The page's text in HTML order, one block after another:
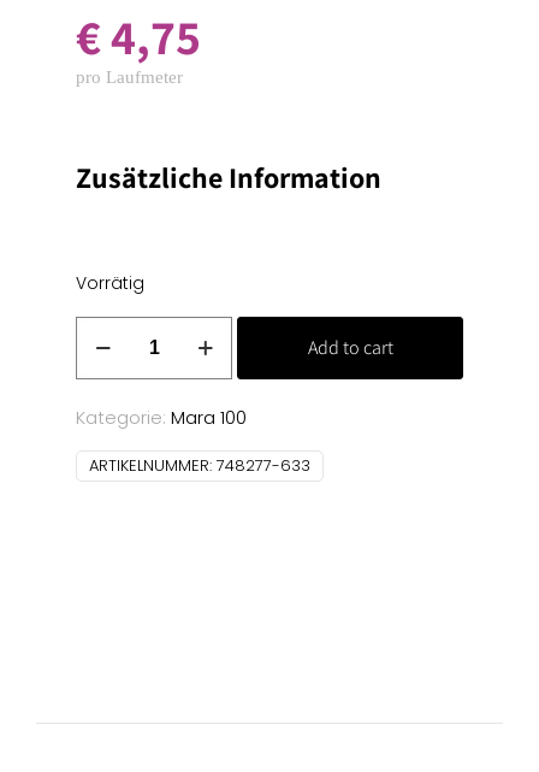
€4,75
pro Laufmeter
Zusätzliche Information
Vorrätig
(633)
Menge
Add to cart
Kategorie: Mara 100
ARTIKELNUMMER: 748277-633